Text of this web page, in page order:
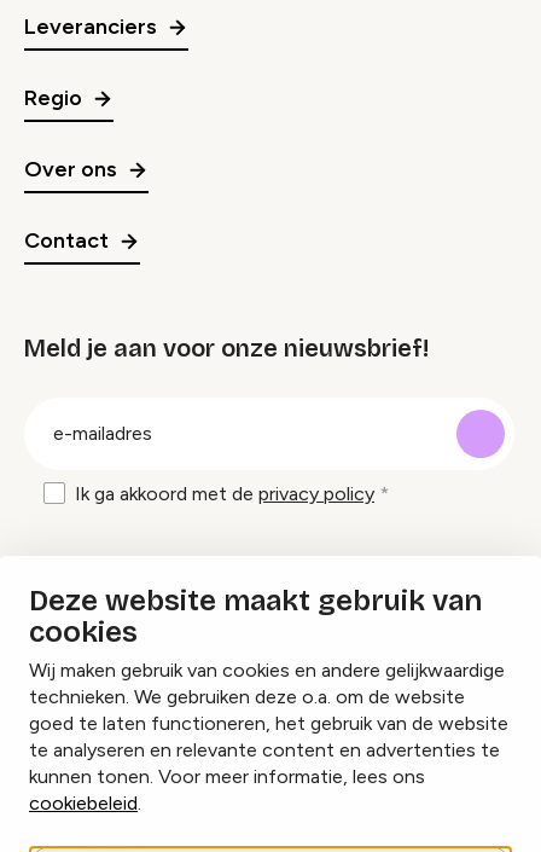
Deze website maakt gebruik van
cookies
Wij maken gebruik van cookies en andere gelijkwaardige
technieken. We gebruiken deze o.a. om de website
goed te laten functioneren, het gebruik van de website
te analyseren en relevante content en advertenties te
kunnen tonen. Voor meer informatie, lees ons
cookiebeleid.
Leveranciers
Regio
Over ons
Contact
Meld je aan voor onze nieuwsbrief!
Ik ga akkoord met de privacy policy
Inspiratie en tips om evenementen te
organiseren?
Lees onze inspiratieblogs
Cookies beheren